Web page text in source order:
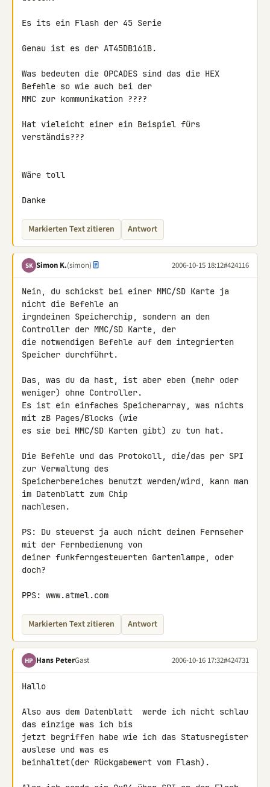
Es its ein Flash der 45 Serie
Genau ist es der AT45DB161B.
Was bedeuten die OPCADES sind das die HEX
Befehle so wie auch bei der
MMC zur kommunikation ????
Hat vieleicht einer ein Beispiel fürs
verständis???
Wäre toll
Danke
Markierten Text zitieren Antwort
SK Simon K.(simon) 2006-10-15 18:12#424116
Nein, du schickst bei einer MMC/SD Karte ja
nicht die Befehle an
irgndeinen Speicherchip, sondern an den
Controller der MMC/SD Karte, der
die notwendigen Befehle auf dem integrierten
Speicher durchführt.
Das, was du da hast, ist aber eben (mehr oder
weniger) ohne Controller.
Es ist ein einfaches Speicherarray, was nichts
mit zB Pages/Blocks (wie
es sie bei MMC/SD Karten gibt) zu tun hat.
Die Befehle und das Protokoll, die/das per SPI
zur Verwaltung des
Speicherbereiches benutzt werden/wird, kann man
im Datenblatt zum Chip
nachlesen.
PS: Du steuerst ja auch nicht deinen Fernseher
mit der Fernbedienung von
deiner funkferngesteuerten Gartenlampe, oder
doch?
PPS: www.atmel.com
Markierten Text zitieren Antwort
HP Hans PeterGast 2006-10-16 17:32#424731
Hallo
Also aus dem Datenblatt  werde ich nicht schlau
das einzige was ich bis
jetzt begriffen habe wie ich das Statusregister
auslese und was es
beinhaltet(der Rückgabewert vom Flash).